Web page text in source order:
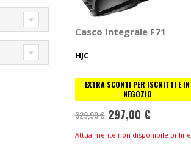
Casco Integrale F71
HJC
EXTRA SCONTI PER ISCRITTI E IN
NEGOZIO
329,90 € 297,00 €
Attualmente non disponibile online